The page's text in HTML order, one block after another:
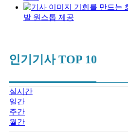
기회를 만드는
발 원스톱 제공
인기기사 TOP 10
실시간
일간
주간
월간